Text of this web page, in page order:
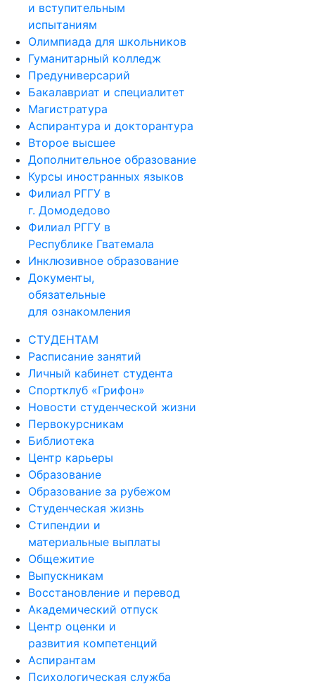
и вступительным
испытаниям
Олимпиада для школьников
Гуманитарный колледж
Предуниверсарий
Бакалавриат и специалитет
Магистратура
Аспирантура и докторантура
Второе высшее
Дополнительное образование
Курсы иностранных языков
Филиал РГГУ в
г. Домодедово
Филиал РГГУ в
Республике Гватемала
Инклюзивное образование
Документы,
обязательные
для ознакомления
СТУДЕНТАМ
Расписание занятий
Личный кабинет студента
Спортклуб «Грифон»
Новости студенческой жизни
Первокурсникам
Библиотека
Центр карьеры
Образование
Образование за рубежом
Студенческая жизнь
Стипендии и
материальные выплаты
Общежитие
Выпускникам
Восстановление и перевод
Академический отпуск
Центр оценки и
развития компетенций
Аспирантам
Психологическая служба